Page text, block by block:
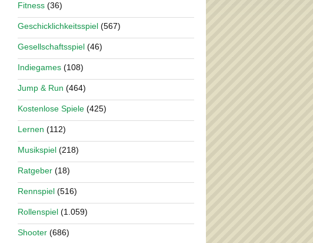
Fitness (36)
Geschicklichkeitsspiel (567)
Gesellschaftsspiel (46)
Indiegames (108)
Jump & Run (464)
Kostenlose Spiele (425)
Lernen (112)
Musikspiel (218)
Ratgeber (18)
Rennspiel (516)
Rollenspiel (1.059)
Shooter (686)